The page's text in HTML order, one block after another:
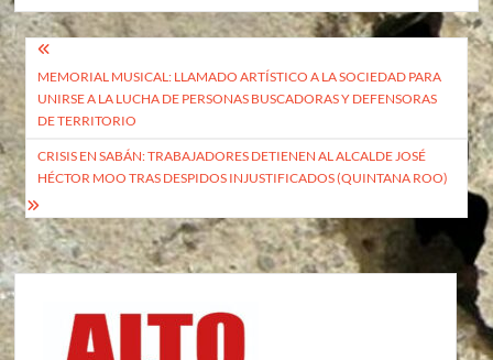
Navegación
de
entradas
MEMORIAL MUSICAL: LLAMADO ARTÍSTICO A LA SOCIEDAD PARA
UNIRSE A LA LUCHA DE PERSONAS BUSCADORAS Y DEFENSORAS
DE TERRITORIO
CRISIS EN SABÁN: TRABAJADORES DETIENEN AL ALCALDE JOSÉ
HÉCTOR MOO TRAS DESPIDOS INJUSTIFICADOS (QUINTANA ROO)